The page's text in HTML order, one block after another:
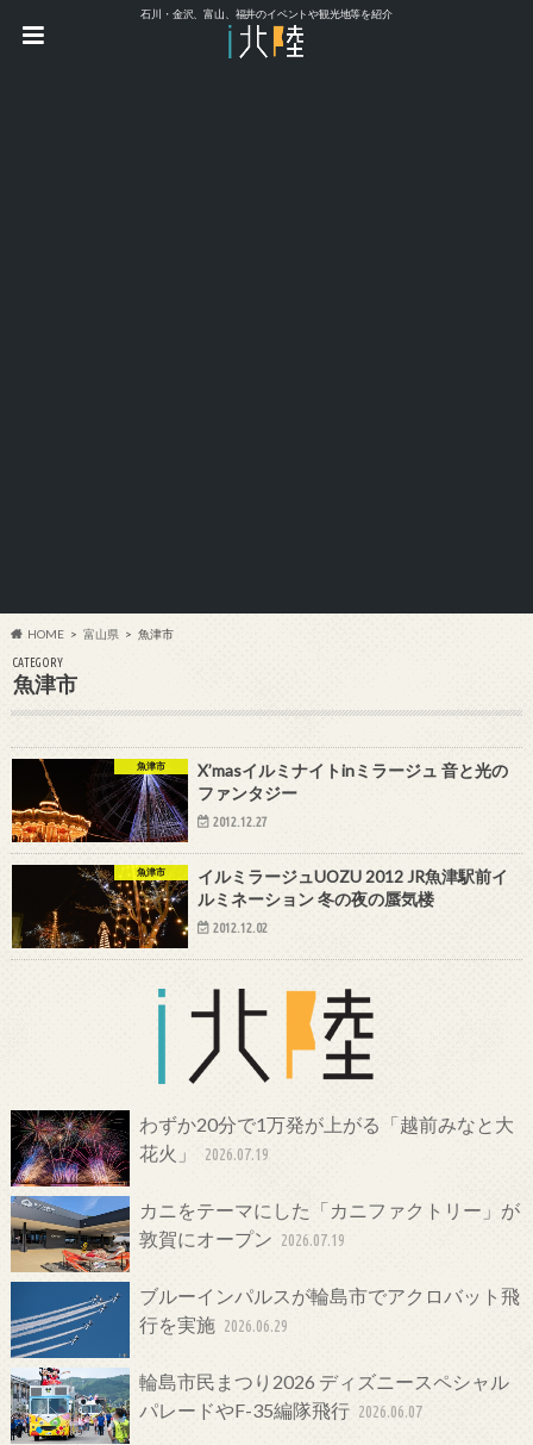
石川・金沢、富山、福井のイベントや観光地等を紹介
HOME 富山県 魚津市
CATEGORY
魚津市
魚津市
X’masイルミナイトinミラージュ 音と光の
ファンタジー
2012.12.27
魚津市
イルミラージュUOZU 2012 JR魚津駅前イ
ルミネーション 冬の夜の蜃気楼
2012.12.02
わずか20分で1万発が上がる「越前みなと大
花火」
2026.07.19
カニをテーマにした「カニファクトリー」が
敦賀にオープン 2026.07.19
ブルーインパルスが輪島市でアクロバット飛
行を実施 2026.06.29
輪島市民まつり2026 ディズニースペシャル
パレードやF-35編隊飛行 2026.06.07